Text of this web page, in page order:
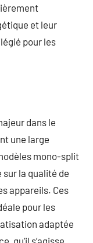
et leur
pour les
dans le
une large
mono-split
la qualité de
appareils. Ces
pour les
adaptée
qu’il s’agisse